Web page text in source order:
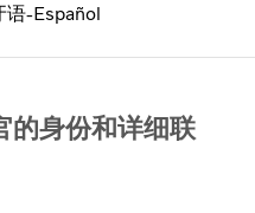
语-Español
的身份和详细联